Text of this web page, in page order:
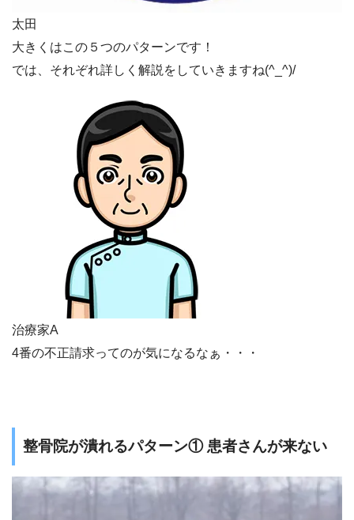
太田
大きくはこの５つのパターンです！
では、それぞれ詳しく解説をしていきますね(^_^)/
治療家A
4番の不正請求ってのが気になるなぁ・・・
整骨院が潰れるパターン① 患者さんが来ない